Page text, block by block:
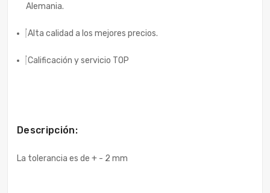
Alemania.
Alta calidad a los mejores precios.
Calificación y servicio TOP
Descripción:
La tolerancia es de + - 2 mm